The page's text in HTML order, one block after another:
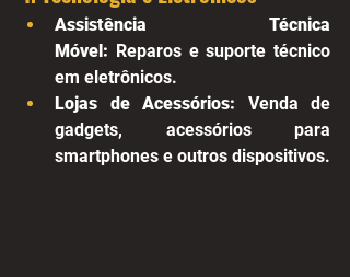
Assistência Técnica
Móvel: Reparos e suporte técnico
em eletrônicos.
Lojas de Acessórios: Venda de
gadgets, acessórios para
smartphones e outros dispositivos.